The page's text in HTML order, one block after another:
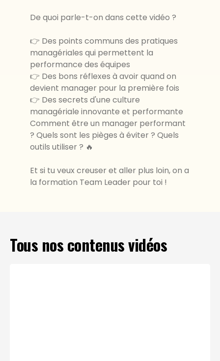
De quoi parle-t-on dans cette vidéo ?
👉 Des points communs des pratiques
managériales qui permettent la
performance des équipes
👉 Des bons réflexes à avoir quand on
devient manager pour la première fois
👉 Des secrets d'une culture
managériale innovante et performante
Comment être un manager performant
? Quels sont les pièges à éviter ? Quels
outils utiliser ? 🔥
Et si tu veux creuser et aller plus loin, on a
la formation Team Leader pour toi !
Tous nos contenus vidéos